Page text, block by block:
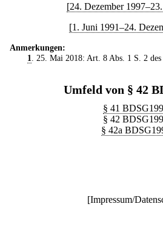
[24. Dezember
[1. Juni 1991–24.
Anmerkungen:
1
. 25. Mai 2018: Art. 8 Abs. 1 S. 2 des
Umfeld von § 42
§ 41
§ 42
§ 42a
[Impressum/